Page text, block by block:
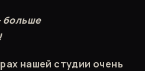
больше
нашей студии очень